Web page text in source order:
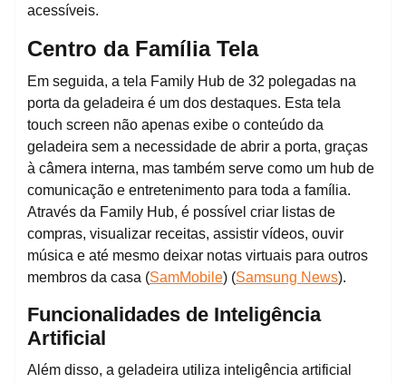
acessíveis.
Centro da Família Tela
Em seguida, a tela Family Hub de 32 polegadas na
porta da geladeira é um dos destaques. Esta tela
touch screen não apenas exibe o conteúdo da
geladeira sem a necessidade de abrir a porta, graças
à câmera interna, mas também serve como um hub de
comunicação e entretenimento para toda a família.
Através da Family Hub, é possível criar listas de
compras, visualizar receitas, assistir vídeos, ouvir
música e até mesmo deixar notas virtuais para outros
membros da casa​ (SamMobile)​​ (Samsung News)​.
Funcionalidades de Inteligência
Artificial
Além disso, a geladeira utiliza inteligência artificial